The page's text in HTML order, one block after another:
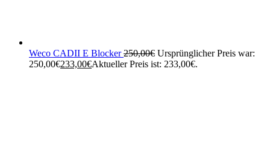
Weco CADII E Blocker 250,00€ Ursprünglicher Preis war:
250,00€233,00€Aktueller Preis ist: 233,00€.